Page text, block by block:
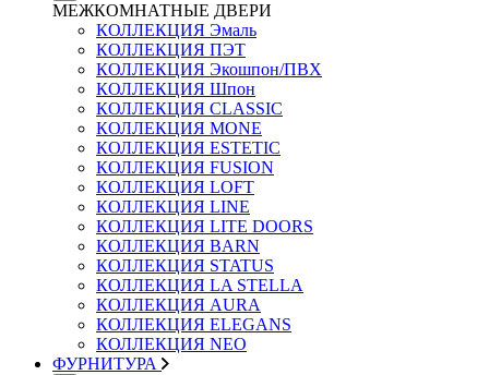
МЕЖКОМНАТНЫЕ ДВЕРИ
КОЛЛЕКЦИЯ Эмаль
КОЛЛЕКЦИЯ ПЭТ
КОЛЛЕКЦИЯ Экошпон/ПВХ
КОЛЛЕКЦИЯ Шпон
КОЛЛЕКЦИЯ CLASSIC
КОЛЛЕКЦИЯ MONE
КОЛЛЕКЦИЯ ESTETIC
КОЛЛЕКЦИЯ FUSION
КОЛЛЕКЦИЯ LOFT
КОЛЛЕКЦИЯ LINE
КОЛЛЕКЦИЯ LITE DOORS
КОЛЛЕКЦИЯ BARN
КОЛЛЕКЦИЯ STATUS
КОЛЛЕКЦИЯ LA STELLA
КОЛЛЕКЦИЯ AURA
КОЛЛЕКЦИЯ ELEGANS
КОЛЛЕКЦИЯ NEO
ФУРНИТУРА